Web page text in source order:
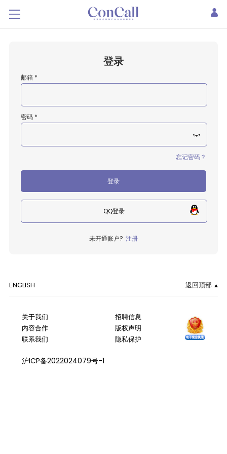
登录
邮箱 *
密码 *
忘记密码？
登录
QQ登录
未开通账户? 注册
ENGLISH 返回顶部
关于我们
内容合作
联系我们
招聘信息
版权声明
隐私保护
沪ICP备2022024079号-1